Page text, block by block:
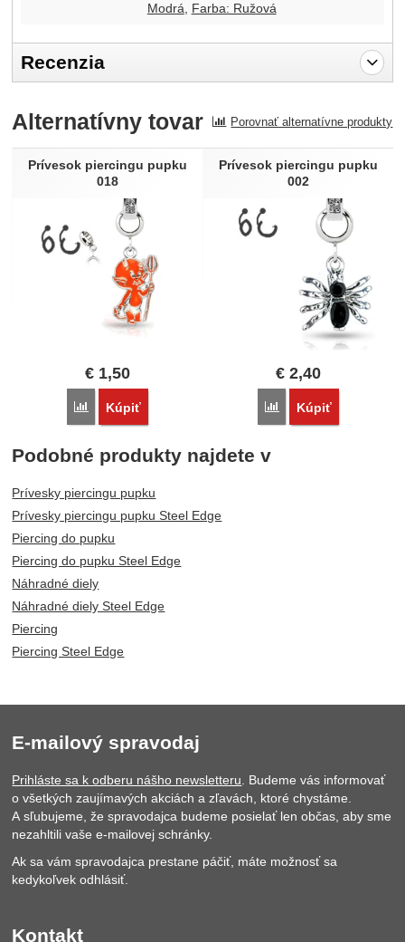
Modrá
Farba: Ružová
Recenzia
Recenzia
Nebola pridaná žiadna recenzia.
Alternatívny tovar Porovnať alternatívne produkty
Prívesok piercingu pupku
018
€ 1,50
Porovnať
Kúpiť
Prívesok piercingu pupku
002
€2,40
Porovnať
Kúpiť
Podobné produkty najdete v
Prívesky piercingu pupku
Prívesky piercingu pupku Steel Edge
Piercing do pupku
Piercing do pupku Steel Edge
Náhradné diely
Náhradné diely Steel Edge
Piercing
Piercing Steel Edge
E-mailový spravodaj
Prihláste sa k odberu nášho newsletteru . Budeme vás informovať
o všetkých zaujímavých akciách a zľavách, ktoré chystáme.
A sľubujeme, že spravodajca budeme posielať len občas, aby sme
nezahltili vaše e-mailovej schránky.
Ak sa vám spravodajca prestane páčiť, máte možnosť sa
kedykoľvek odhlásiť.
Kontakt